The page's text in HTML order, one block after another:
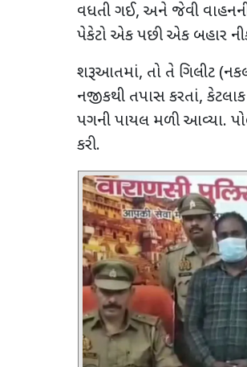
વધતી ગઈ, અને જેવી
પેકેટો એક પછી એક બહાર
શરૂઆતમાં, તો તે ગિલીટ
નજીકથી તપાસ કરતાં,
પગની પાયલ મળી આવ્યા.
કરી.